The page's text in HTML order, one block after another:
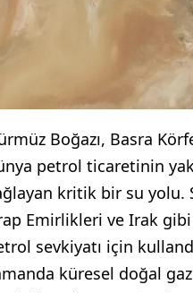
Boğazı, Basra
petrol ticaretinin
kritik bir su yolu.
Emirlikleri ve Irak
sevkiyatı için
küresel doğal